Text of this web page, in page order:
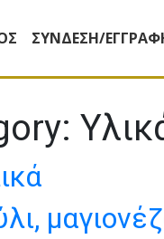
ΣΥΝΔΕΣΗ/